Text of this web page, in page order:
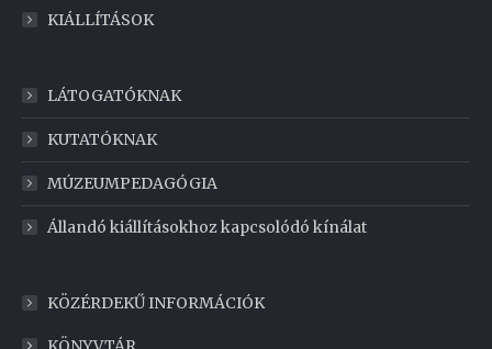
KIÁLLÍTÁSOK
LÁTOGATÓKNAK
KUTATÓKNAK
MÚZEUMPEDAGÓGIA
Állandó kiállításokhoz kapcsolódó kínálat
KÖZÉRDEKŰ INFORMÁCIÓK